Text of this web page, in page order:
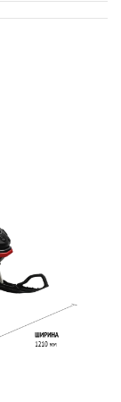
над
вентилятором
+ коробка
H-L-N-R